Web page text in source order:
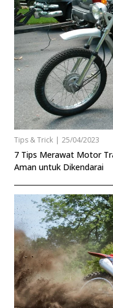
Tips & Trick | 25/04/2023
7 Tips Merawat Motor
Aman untuk Dikendarai